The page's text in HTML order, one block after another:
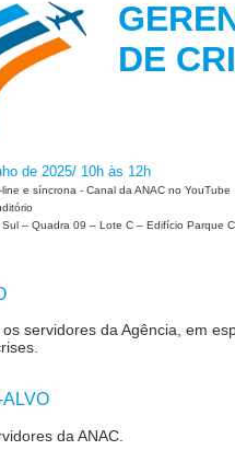
DE
de 2025/ 10h às 12h
e síncrona - Canal da ANAC no YouTube
Sul – Quadra 09 – Lote C – Edifício Parque
servidores da Agência, em
da ANAC.